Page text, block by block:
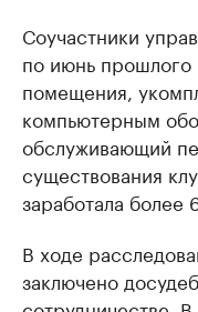
Соучастники
по июнь прошлого
помещения,
компьютерным
обслуживающий
существования
заработала более
В ходе
заключено